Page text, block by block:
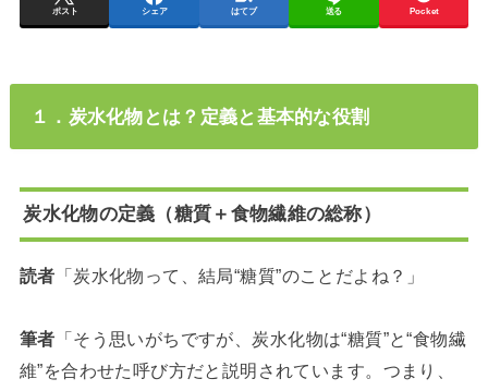
ポスト シェア はてブ 送る Pocket
１．炭水化物とは？定義と基本的な役割
炭水化物の定義（糖質＋食物繊維の総称）
読者 「炭水化物って、結局“糖質”のことだよね？」
筆者 「そう思いがちですが、炭水化物は“糖質”と“食物繊
維”を合わせた呼び方だと説明されています。つまり、